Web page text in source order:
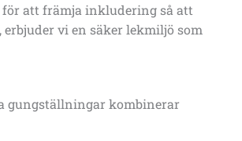
att främja inkludering så att
vi en säker lekmiljö som
gungställningar kombinerar